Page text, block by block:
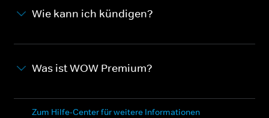
Wie kann ich kündigen?
Was ist WOW Premium?
Zum Hilfe-Center für weitere Informationen